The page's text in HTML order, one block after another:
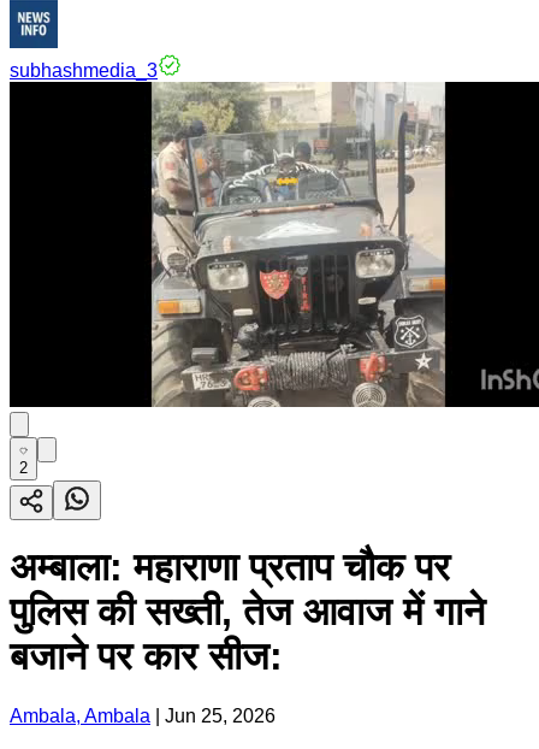
subhashmedia_3
2
अम्बाला: महाराणा प्रताप चौक पर
पुलिस की सख्ती, तेज आवाज में गाने
बजाने पर कार सीज:
Ambala, Ambala Jun 25, 2026